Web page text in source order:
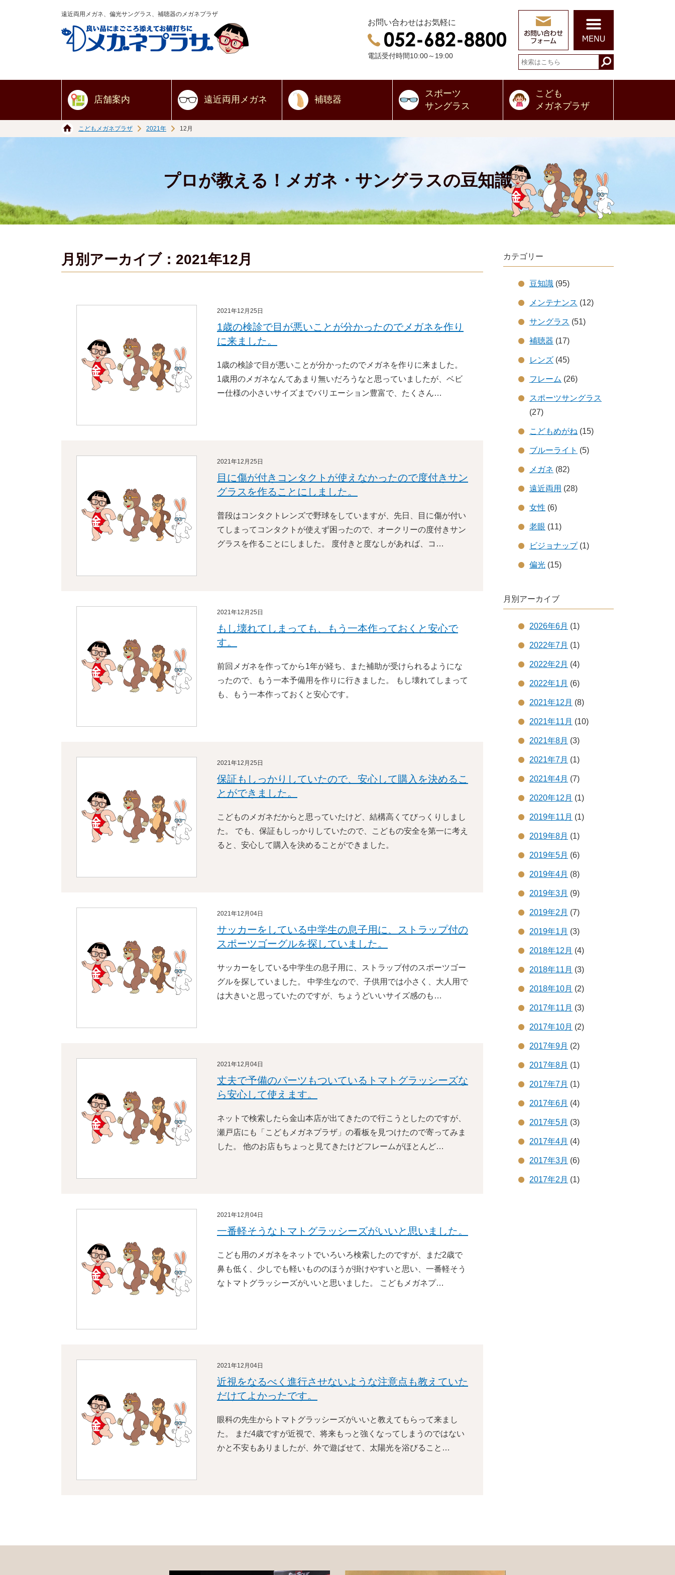
遠近両用メガネ、偏光サングラス、補聴器のメガネプラザ
お問い合わせはお気軽に
電話受付時間10:00～19:00
店舗案内 遠近両用 メガネ 補聴器
スポーツ
サングラス
こども
メガネプラザ
こどもメガネプラザ 2021年 12月
プロが教える！メガネ・サングラスの豆知識
月別アーカイブ：2021年12月
2021年12月25日
1歳の検診で目が悪いことが分かったのでメガネを作り
に来ました。
1歳の検診で目が悪いことが分かったのでメガネを作りに来ました。
1歳用のメガネなんてあまり無いだろうなと思っていましたが、ベビ
ー仕様の小さいサイズまでバリエーション豊富で、たくさん…
2021年12月25日
目に傷が付きコンタクトが使えなかったので度付きサン
グラスを作ることにしました。
普段はコンタクトレンズで野球をしていますが、先日、目に傷が付い
てしまってコンタクトが使えず困ったので、オークリーの度付きサン
グラスを作ることにしました。 度付きと度なしがあれば、コ…
2021年12月25日
もし壊れてしまっても、もう一本作っておくと安心で
す。
前回メガネを作ってから1年が経ち、また補助が受けられるようにな
ったので、もう一本予備用を作りに行きました。 もし壊れてしまって
も、もう一本作っておくと安心です。
2021年12月25日
保証もしっかりしていたので、安心して購入を決めるこ
とができました。
こどものメガネだからと思っていたけど、結構高くてびっくりしまし
た。 でも、保証もしっかりしていたので、こどもの安全を第一に考え
ると、安心して購入を決めることができました。
2021年12月04日
サッカーをしている中学生の息子用に、ストラップ付の
スポーツゴーグルを探していました。
サッカーをしている中学生の息子用に、ストラップ付のスポーツゴー
グルを探していました。 中学生なので、子供用では小さく、大人用で
は大きいと思っていたのですが、ちょうどいいサイズ感のも…
2021年12月04日
丈夫で予備のパーツもついているトマトグラッシーズな
ら安心して使えます。
ネットで検索したら金山本店が出てきたので行こうとしたのですが、
瀬戸店にも「こどもメガネプラザ」の看板を見つけたので寄ってみま
した。 他のお店もちょっと見てきたけどフレームがほとんど…
2021年12月04日
一番軽そうなトマトグラッシーズがいいと思いました。
こども用のメガネをネットでいろいろ検索したのですが、まだ2歳で
鼻も低く、少しでも軽いもののほうが掛けやすいと思い、一番軽そう
なトマトグラッシーズがいいと思いました。 こどもメガネプ…
2021年12月04日
近視をなるべく進行させないような注意点も教えていた
だけてよかったです。
眼科の先生からトマトグラッシーズがいいと教えてもらって来まし
た。 まだ4歳ですが近視で、将来もっと強くなってしまうのではない
かと不安もありましたが、外で遊ばせて、太陽光を浴びること…
カテゴリー
豆知識 (95)
メンテナンス (12)
サングラス (51)
補聴器 (17)
レンズ (45)
フレーム (26)
スポーツサングラス
(27)
こどもめがね (15)
ブルーライト (5)
メガネ (82)
遠近両用 (28)
女性 (6)
老眼 (11)
ビジョナップ(1)
偏光 (15)
月別アーカイブ
2026年6月 (1)
2022年7月 (1)
2022年2月 (4)
2022年1月 (6)
2021年12月 (8)
2021年11月 (10)
2021年8月 (3)
2021年7月 (1)
2021年4月 (7)
2020年12月 (1)
2019年11月 (1)
2019年8月 (1)
2019年5月 (6)
2019年4月 (8)
2019年3月 (9)
2019年2月 (7)
2019年1月 (3)
2018年12月 (4)
2018年11月 (3)
2018年10月 (2)
2017年11月 (3)
2017年10月 (2)
2017年9月 (2)
2017年8月 (1)
2017年7月 (1)
2017年6月 (4)
2017年5月 (3)
2017年4月 (4)
2017年3月 (6)
2017年2月 (1)